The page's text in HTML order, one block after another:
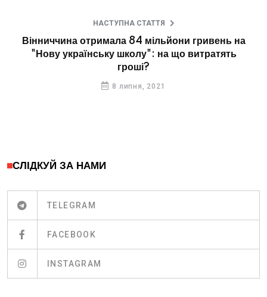
НАСТУПНА СТАТТЯ
Вінниччина отримала 84 мільйони гривень на
"Нову українську школу": на що витратять
гроші?
8 липня, 2021
СЛІДКУЙ ЗА НАМИ
TELEGRAM
FACEBOOK
INSTAGRAM